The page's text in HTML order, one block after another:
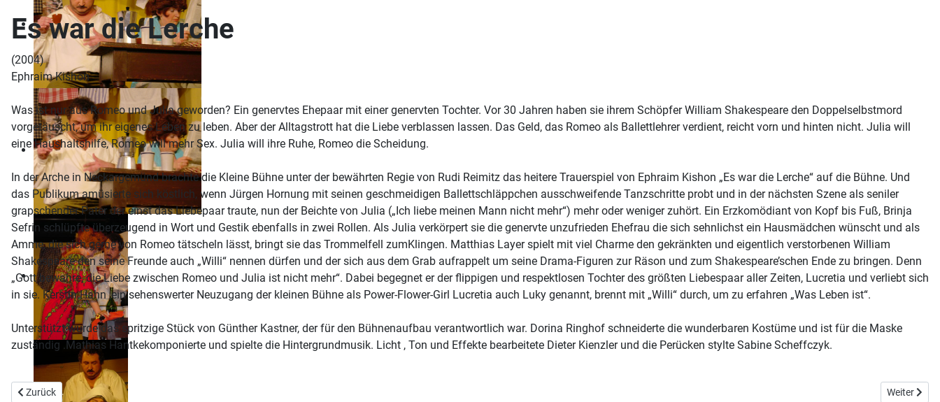
Es war die Lerche
(2004)
Ephraim Kishon
Was ist nur aus Romeo und Julia geworden? Ein genervtes Ehepaar mit einer genervten Tochter. Vor 30 Jahren haben sie ihrem Schöpfer William Shakespeare den Doppelselbstmord
vorgetäuscht, um ihr eigenes Leben zu leben. Aber der Alltagstrott hat die Liebe verblassen lassen. Das Geld, das Romeo als Ballettlehrer verdient, reicht vorn und hinten nicht. Julia will
eine Haushaltshilfe, Romeo will mehr Sex. Julia will ihre Ruhe, Romeo die Scheidung.
In der Arche in Neckargemünd brachte die Kleine Bühne unter der bewährten Regie von Rudi Reimitz das heitere Trauerspiel von Ephraim Kishon „Es war die Lerche“ auf die Bühne. Und
das Publikum amüsierte sich köstlich, wenn Jürgen Hornung mit seinen geschmeidigen Ballettschläppchen ausschweifende Tanzschritte probt und in der nächsten Szene als seniler
grapschender Pater der einst das Liebepaar traute, nun der Beichte von Julia („Ich liebe meinen Mann nicht mehr“) mehr oder weniger zuhört. Ein Erzkomödiant von Kopf bis Fuß, Brinja
Sefrin schlüpfte überzeugend in Wort und Gestik ebenfalls in zwei Rollen. Als Julia verkörpert sie die genervte unzufrieden Ehefrau die sich sehnlichst ein Hausmädchen wünscht und als
Amme, die sich gerne von Romeo tätscheln lässt, bringt sie das Trommelfell zumKlingen. Matthias Layer spielt mit viel Charme den gekränkten und eigentlich verstorbenen William
Shakespeare den seine Freunde auch „Willi“ nennen dürfen und der sich aus dem Grab aufrappelt um seine Drama-Figuren zur Räson und zum Shakespeare’schen Ende zu bringen. Denn
„Gott bewahre, die Liebe zwischen Romeo und Julia ist nicht mehr“. Dabei begegnet er der flippigen und respektlosen Tochter des größten Liebespaar aller Zeiten, Lucretia und verliebt sich
in sie. Kerstin Hahn ,ein sehenswerter Neuzugang der kleinen Bühne als Power-Flower-Girl Lucretia auch Luky genannt, brennt mit „Willi“ durch, um zu erfahren „Was Leben ist“.
Unterstützt wurde das spritzige Stück von Günther Kastner, der für den Bühnenaufbau verantwortlich war. Dorina Ringhof schneiderte die wunderbaren Kostüme und ist für die Maske
zuständig .Mathias Hantkekomponierte und spielte die Hintergrundmusik. Licht , Ton und Effekte bearbeitete Dieter Kienzler und die Perücken stylte Sabine Scheffczyk.
Previous article: Impressum
Zurück Next
Weiter